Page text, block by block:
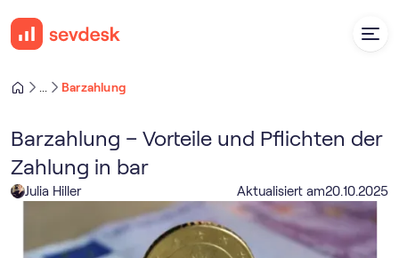
Barzahlung
Barzahlung – Vorteile und Pflichten der
Zahlung in bar
Julia Hiller Aktualisiert am20.10.2025